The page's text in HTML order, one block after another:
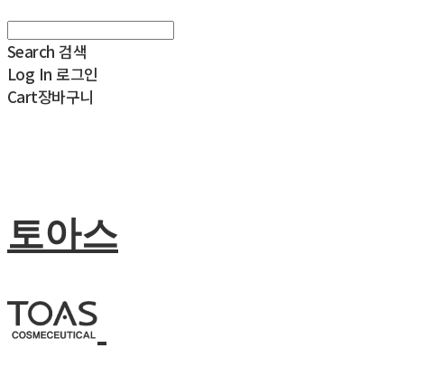
Search 검색
Log In 로그인
Cart장바구니
토아스